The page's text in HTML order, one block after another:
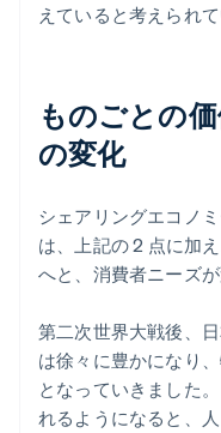
えていると考えられて
ものごとの
の変化
シェアリングエコノ
は、上記の 2 点に加
へと、消費者ニーズ
第二次世界大戦後、
は徐々に豊かになり
となっていきました
れるようになると、